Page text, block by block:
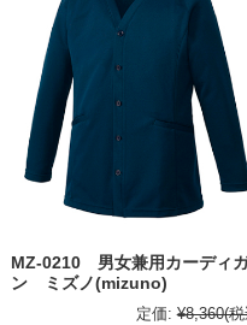
MZ-0210 男女兼用カーディ
ン ミズノ(mizuno)
定価: ¥8,360(